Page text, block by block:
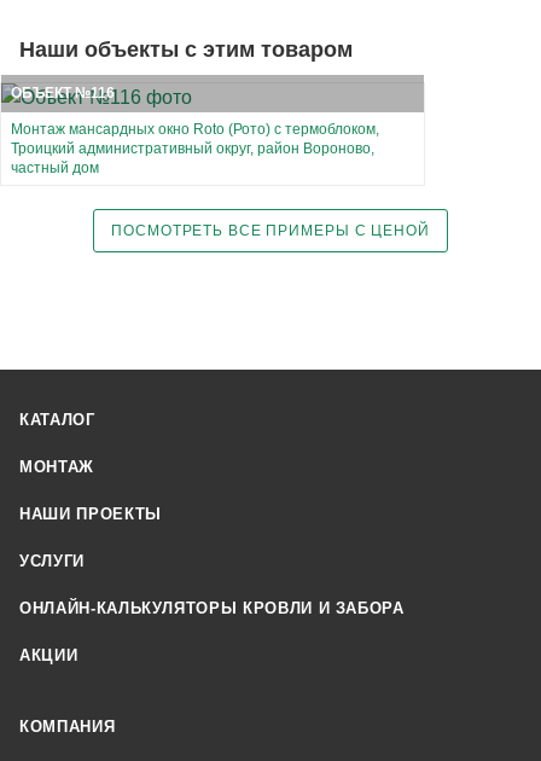
Наши объекты с этим товаром
ОБЪЕКТ №116
Монтаж мансардных окно Roto (Рото) с термоблоком,
Троицкий административный округ, район Вороново,
частный дом
ПОСМОТРЕТЬ ВСЕ ПРИМЕРЫ С ЦЕНОЙ
КАТАЛОГ
МОНТАЖ
НАШИ ПРОЕКТЫ
УСЛУГИ
ОНЛАЙН-КАЛЬКУЛЯТОРЫ КРОВЛИ И ЗАБОРА
АКЦИИ
КОМПАНИЯ